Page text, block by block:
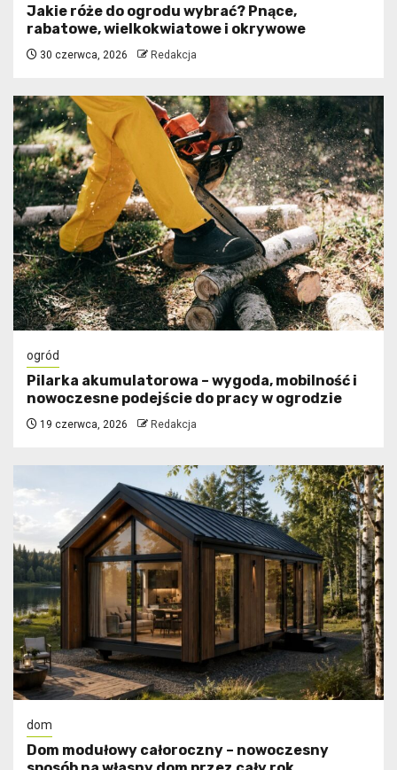
Jakie róże do ogrodu wybrać? Pnące,
rabatowe, wielkokwiatowe i okrywowe
30 czerwca, 2026 Redakcja
ogród
Pilarka akumulatorowa – wygoda, mobilność i
nowoczesne podejście do pracy w ogrodzie
19 czerwca, 2026 Redakcja
dom
Dom modułowy całoroczny – nowoczesny